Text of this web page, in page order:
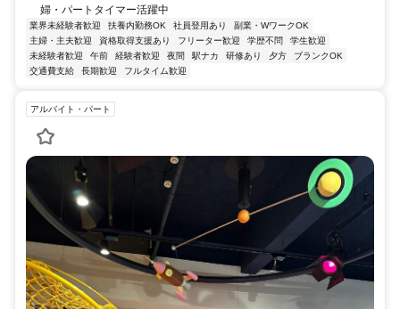
婦・パートタイマー活躍中
業界未経験者歓迎 扶養内勤務OK 社員登用あり
副業・WワークOK
主婦・主夫歓迎
資格取得支援あり フリーター歓迎 学歴不問
学生歓迎
未経験者歓迎
午前 経験者歓迎 夜間 駅ナカ 研修あり 夕方
ブランクOK
交通費支給
長期歓迎 フルタイム歓迎
アルバイト・パート